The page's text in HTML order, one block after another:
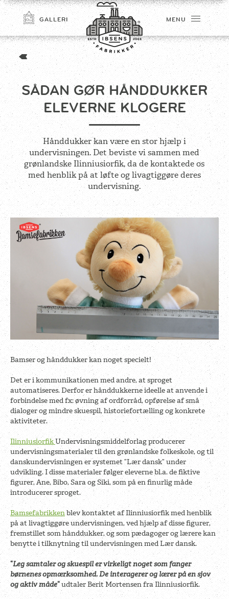
TILMELD
GALLERI MENU
SÅDAN GØR HÅNDDUKKER
ELEVERNE KLOGERE
Hånddukker kan være en stor hjælp i
undervisningen. Det beviste vi sammen med
grønlandske Ilinniusiorfik, da de kontaktede os
med henblik på at løfte og livagtiggøre deres
undervisning.
Bamser og hånddukker kan noget specielt!
Det er i kommunikationen med andre, at sproget
automatiseres. Derfor er hånddukkerne ideelle at anvende i
forbindelse med fx: øvning af ordforråd, opførelse af små
dialoger og mindre skuespil, historiefortælling og konkrete
aktiviteter.
IlinniusiorfikUndervisningsmiddelforlag producerer
undervisningsmaterialer til den grønlandske folkeskole, og til
danskundervisningen er systemet ”Lær dansk” under
udvikling. I disse materialer følger eleverne bl.a. de fiktive
figurer, Ane, Bibo, Sara og Siki, som på en finurlig måde
introducerer sproget.
Bamsefabrikkenblev kontaktet af Ilinniusiorfik med henblik
på at livagtiggøre undervisningen, ved hjælp af disse figurer,
fremstillet som hånddukker, og som pædagoger og lærere kan
benytte i tilknytning til undervisningen med Lær dansk.
“Leg samtaler og skuespil er virkeligt noget som fanger
børnenes opmærksomhed. De interagerer og lærer på en sjov
og aktiv måde“udtaler Berit Mortensen fra Ilinniusiorfik.